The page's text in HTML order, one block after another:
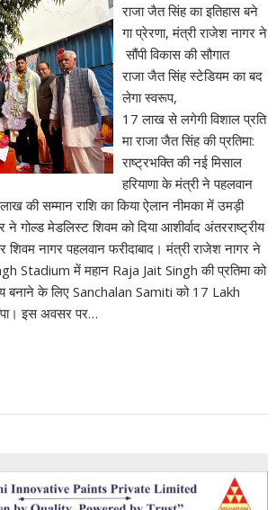
राजा जैत सिंह का इतिहास बने
गा प्रेरणा, मंत्री राजेश नागर ने
सौंपी विकास की सौगात
राजा जैत सिंह स्टेडियम का बद
लेगा स्वरूप,
17 लाख से लगेगी विशाल प्रति
मा राजा जैत सिंह की प्रतिमा:
राष्ट्रभक्ति की नई मिसाल
हरियाणा के मंत्री ने पहलवान
की सम्मान राशि का किया ऐलान नीमका में उमड़ी
ने गोल्ड मेडलिस्ट शिवम को दिया आशीर्वाद अंतरराष्ट्रीय
नागर पहलवान फरीदाबाद। मंत्री राजेश नागर ने
Stadium में महान Raja Jait Singh की प्रतिमा को
बनाने के लिए Sanchalan Samiti को 17 Lakh
इस अवसर पर…